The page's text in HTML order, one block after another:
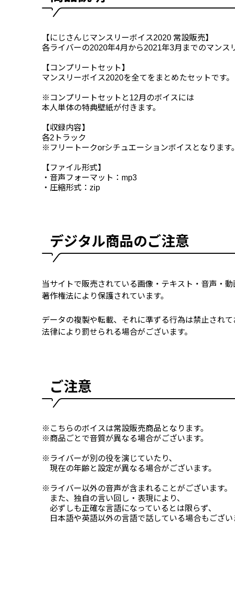
【にじさんじマンスリーボイス2020 常設販売】
各ライバーの2020年4月から2021年3月までのマンス
【コンプリートセット】
マンスリーボイス2020を全てをまとめたセットです。
※コンプリートセットと12月のボイスには
本人単体の特典壁紙が付きます。
【収録内容】
各2トラック
※フリートークorシチュエーションボイスとなります。
【ファイル形式】
・音声フォーマット：mp3
・圧縮形式：zip
デジタル商品のご注意
当サイトで販売されている画像・テキスト・音声・
著作権法により保護されています。
データの複製や転載、それに準ずる行為は禁止されて
法律により罰せられる場合がございます。
ご注意
※こちらのボイスは常設販売商品となります。
※商品ごとで音質が異なる場合がございます。
※ライバーが別の役を演じていたり、
現在の年齢と設定が異なる場合がございます。
※ライバー以外の音声が含まれることがございます。
また、独自の言い回し・表現により、
必ずしも正確な言語になっているとは限らず、
日本語や英語以外の言語で話している場合もござい